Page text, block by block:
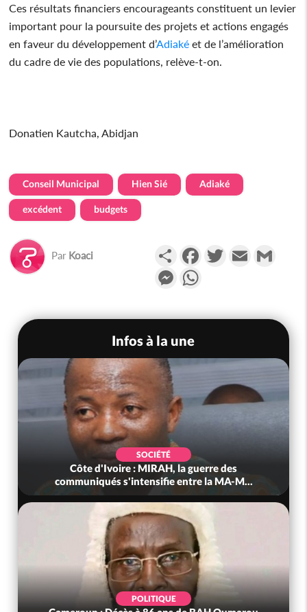
Ces résultats financiers encourageants constituent un levier
important pour la poursuite des projets et actions engagés
en faveur du développement d’Adiaké et de l’amélioration
du cadre de vie des populations, relève-t-on.
Donatien Kautcha, Abidjan
Conseil Municipal Hien Sié Adiaké
excédent budgets
Par Koaci PartagerFacebookTwitterEmail
Messenger
Infos à la une
SOCIÉTÉ
Côte d'Ivoire : MIRAH, la guerre des
communiqués s'intensifie entre la MA-M...
POLITIQUE